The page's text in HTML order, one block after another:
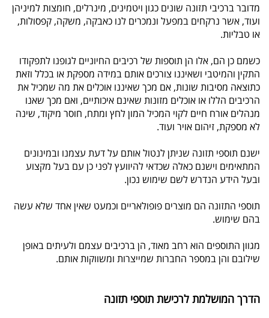
מדובר ברכיבי תזונה שונים כגון ויטמינים, מינרלים, חומצות למיניהן
ועוד, אשר נרקחים במפעל ונמכרים לנו כאבקה, משקה, קפסולות,
או טבליות.
כשמם כן הם, אלו הן תוספות של רכיבים החיוניים לגופנו לתפקודו
התקין והמיטבי ושאיננו צורכים אותם במידה מספקת או בכלל וזאת
כתוצאה מסיבות שונות, אם מכך שאיננו אוכלים את מה שמכיל את
הרכיבים הללו או אוכלים מזונות שאינם איכותיים, ואם מכך שאנו
מנהלים אורח חיים לקוי המכיל המון לחץ ומתח, חוסר מיקוד, שינה
לא מספקת, זיהום אויר ועוד.
ישנם תוספי תזונה שניתן לנטול אותם על דעת עצמנו ובמינונים
המתאימים וישנם כאלה שכדאי להיוועץ לפני כן עם בעל מקצוע
ובעל הידע הנדרש לשם שימוש נכון.
תוספי התזונה הם מוצרים פופולאריים וכמעט שאין אחד שלא עשה
בהם שימוש.
מגוון התוספים הוא רחב מאוד, הן ברכיבים עצמם ולעיתים באופן
שילובם והן במספר החברות שמייצרות ומשווקות אותם.
הדרך המושלמת לרכישת תוספי תזונה